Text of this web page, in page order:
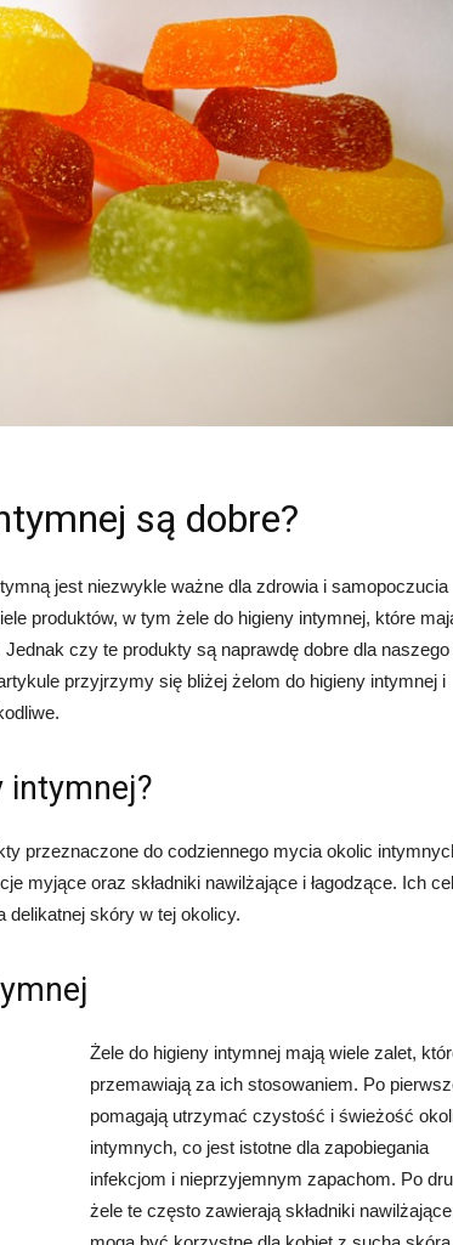
są dobre?
jest niezwykle ważne dla zdrowia i samopoczucia
produktów, w tym żele do higieny intymnej, które
czy te produkty są naprawdę dobre dla naszego
przyjrzymy się bliżej żelom do higieny intymnej i
intymnej?
przeznaczone do codziennego mycia okolic
myjące oraz składniki nawilżające i łagodzące. Ich
delikatnej skóry w tej okolicy.
Żele do higieny intymnej mają wiele zalet,
przemawiają za ich stosowaniem. Po
pomagają utrzymać czystość i świeżość
intymnych, co jest istotne dla zapobiegania
infekcjom i nieprzyjemnym zapachom. Po
żele te często zawierają składniki